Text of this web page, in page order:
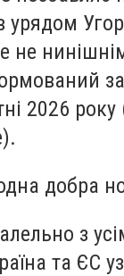
урядом
не
2026
добра
з
та ЄС